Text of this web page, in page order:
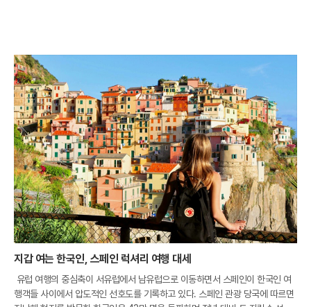
지갑 여는 한국인, 스페인 럭셔리 여행 대세
유럽 여행의 중심축이 서유럽에서 남유럽으로 이동하면서 스페인이 한국인 여
행객들 사이에서 압도적인 선호도를 기록하고 있다. 스페인 관광 당국에 따르면